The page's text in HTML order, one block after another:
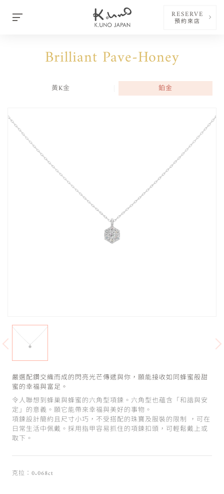
RESERVE
預約來店
Brilliant Pave-Honey
黃K金 鉑金
嚴選配鑽交織而成的閃亮光芒傳遞與你，願能接收如同蜂蜜般甜
蜜的幸福與富足。
令人聯想到蜂巢與蜂蜜的六角型項鍊。六角型也蘊含「和諧與安
定」的意義。願它能帶來幸福與美好的事物。
項鍊設計簡約且尺寸小巧，不受搭配的珠寶及服裝的限制 ，可在
日常生活中佩戴。採用指甲容易抓住的項鍊扣頭，可輕鬆戴上或
取下。
克拉：0.068ct